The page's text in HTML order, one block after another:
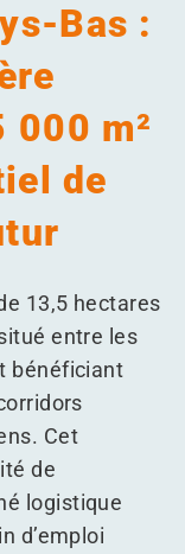
Bas :
000 m²
de
13,5 hectares
entre les
bénéficiant
Cet
de
logistique
d’emploi